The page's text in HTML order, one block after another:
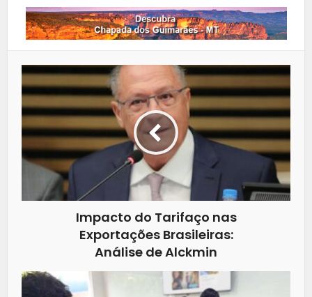
Impacto do Tarifaço nas
Exportações Brasileiras:
Análise de Alckmin